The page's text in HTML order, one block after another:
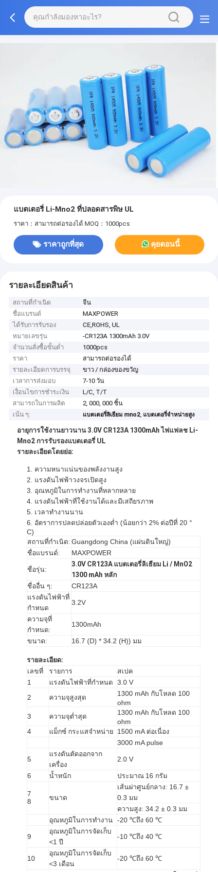
แบตเตอรี่ Li-Mno2 ที่ปลอดสารพิษ UL
ราคา：สามารถต่อรองได้ MOQ：1000pcs
ราคาถูกที่สุด คุยตอนนี้
รายละเอียดสินค้า
สถานที่กำเนิด
จีน
ชื่อแบรนด์
MAXPOWER
ได้รับการรับรอง
CE,ROHS, UL
หมายเลขรุ่น
-CR123A 1300mAh 3.0V
จำนวนสั่งซื้อขั้นต่ำ
1000pcs
ราคา
สามารถต่อรองได้
รายละเอียดการบรรจุ
ขาว / กล่องของขวัญ
เวลาการส่งมอบ
7-10 วัน
เงื่อนไขการชำระเงิน
L/C, T/T
สามารถในการผลิต
2, 000, 000 ชิ้น
เน้น ๆ:
แบตเตอรี่ลิเธียม mno2, แบตเตอรี่จำหน่ายสูง
อายุการใช้งานยาวนาน 3.0V CR123A 1300mAh ไฟแฟลช Li-
Mno2 การรับรองแบตเตอรี่ UL
รายละเอียดโดยย่อ:
1. ความหนาแน่นของพลังงานสูง
2. แรงดันไฟฟ้าวงจรเปิดสูง
3. อุณหภูมิในการทำงานที่หลากหลาย
4. แรงดันไฟฟ้าที่ใช้งานได้และมีเสถียรภาพ
5. เวลาทำงานนาน
6. อัตราการปลดปล่อยตัวเองต่ำ (น้อยกว่า 2% ต่อปีที่ 20 °
C)
สถานที่กำเนิด: Guangdong China (แผ่นดินใหญ่)
ชื่อแบรนด์:
MAXPOWER
ชื่อรุ่น:
3.0V CR123A แบตเตอรี่ลิเธียม Li / MnO2
1300 mAh หลัก
ชื่ออื่น ๆ:
CR123A
แรงดันไฟฟ้าที่
กำหนด
3.2V
ความจุที่
กำหนด:
1300mAh
ขนาด: 16.7 (D) * 34.2 (H)) มม
รายละเอียด:
เลขที่
รายการ
สเปค
1
แรงดันไฟฟ้าที่กำหนด
3.0 V
2
ความจุสูงสุด
1300 mAh กับโหลด 100
ohm
3
ความจุต่ำสุด
1300 mAh กับโหลด 100
ohm
4
แม็กซ์ กระแสจำหน่าย
1500 mA ต่อเนื่อง
3000 mA pulse
5
แรงดันตัดออกจาก
เครื่อง
2.0 V
6 น้ำหนัก ประมาณ 16 กรัม
7
8
ขนาด
เส้นผ่าศูนย์กลาง: 16.7 ±
0.3 มม
ความสูง: 34.2 ± 0.3 มม
อุณหภูมิในการทำงาน -20 ℃ถึง 60 ℃
9
อุณหภูมิในการจัดเก็บ
<1 ปี
-10 ℃ถึง 40 ℃
10
อุณหภูมิในการจัดเก็บ
<3 เดือน
-20 ℃ถึง 60 ℃